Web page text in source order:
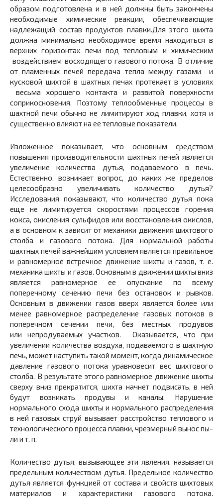
образом подготовлена и в ней должны быть закончены
необходимые химические реакции, обеспечивающие
надлежащий состав продуктов плавки.Для этого шихта
должна минимально необходимое время находиться в
верхних горизонтах печи под тепловым и химическим
воздействием восходящего газового потока. В отличие
от пламенных печей передача тепла между газами и
кусковой шихтой в шахтных печах протекает в условиях
весь­ма хорошего контакта и развитой поверхности
соприкосновения. Поэтому теплообменные процессы в
шахтной печи обычно не лимитируют ход плавки, хотя и
существенно влияют на ее тепловые показатели.
Изложенное показывает, что основным средством
повышения производительности шахтных печей является
увеличение количества дутья, подаваемого в печь.
Естественно, возникает вопрос, до каких же пределов
целесообразно увеличивать коли­чество дутья?
Исследования показывают, что количество дутья пока
еще не лимитируется скоростями процессов горения
кокса, окисления сульфидов или восстановления окислов,
а в основном к зависит от механики движения шихтового
столба и газового потока. Для нормальной работы
шахтных печей важнейшим условием является правильное
и равномерное встречное движение шихты и газов, т. е.
механика шихты и газов. Основным в движе­нии шихты вниз
является равномерное ее опускание по всему
поперечному сечению печи без остановок и рывков.
Основным в движении газов вверх является более или
менее равномерное распределение газовых потоков в
поперечном сечении печи, без местных продувов
или непродуваемых участков. Оказывается, что при
увеличении количества воздуха, подаваемого в шахтную
печь, может наступить такой момент, когда динамическое
давление газового потока уравновесит вес шихтового
столба. В резуль­тате этого равномерное движение шихты
сверху вниз прекратит­ся, шихта начнет подвисать, в ней
будут возникать продувы и ка­налы. Нарушение
нормального схода шихты и нормального рас­пределения
в ней газовых струй вызывает расстройство тепло­вого и
технологического процесса плавки, чрезмерный вынос пы­
ли и т. п.
Количество дутья, вызывающее эти явления, называется
пре­дельным количеством дутья. Предельное количество
дутья явля­ется функцией от состава и свойств шихтовых
материалов и характеристики газового потока.